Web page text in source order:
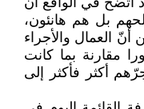
بل هم هانئون،
العمال والأجراء
مقارنة بما كانت
أكثر فأكثر إلى